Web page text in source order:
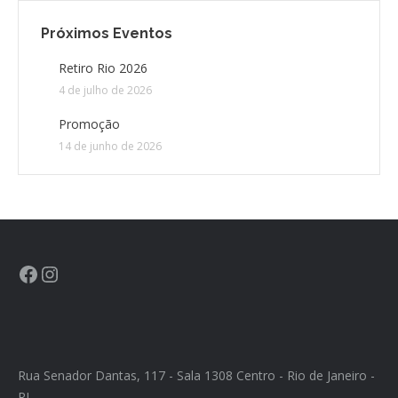
CONTRIBUIÇÕES
HISTÓRIA DE CCA/BR
Próximos Eventos
Retiro Rio 2026
4 de julho de 2026
Promoção
14 de junho de 2026
Rua Senador Dantas, 117 - Sala 1308 Centro - Rio de Janeiro -